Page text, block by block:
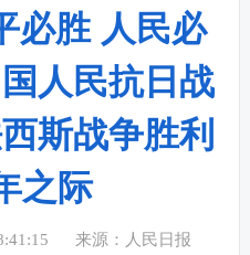
必胜 人民必
人民抗日战
斯战争胜利
之际
来源：人民日报